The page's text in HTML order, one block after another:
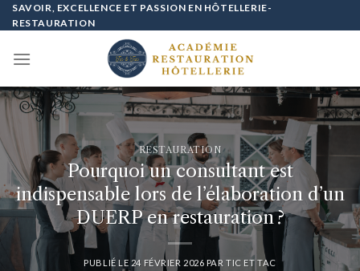
Passer
au
SAVOIR, EXCELLENCE ET PASSION EN HÔTELLERIE-
RESTAURATION
RESTAURATION
Pourquoi un consultant est
indispensable lors de l’élaboration d’un
DUERP en restauration ?
PUBLIÉ LE 24 FÉVRIER 2026 PARTIC ET TAC